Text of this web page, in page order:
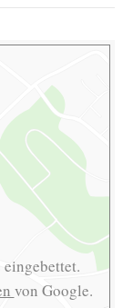
von Google.